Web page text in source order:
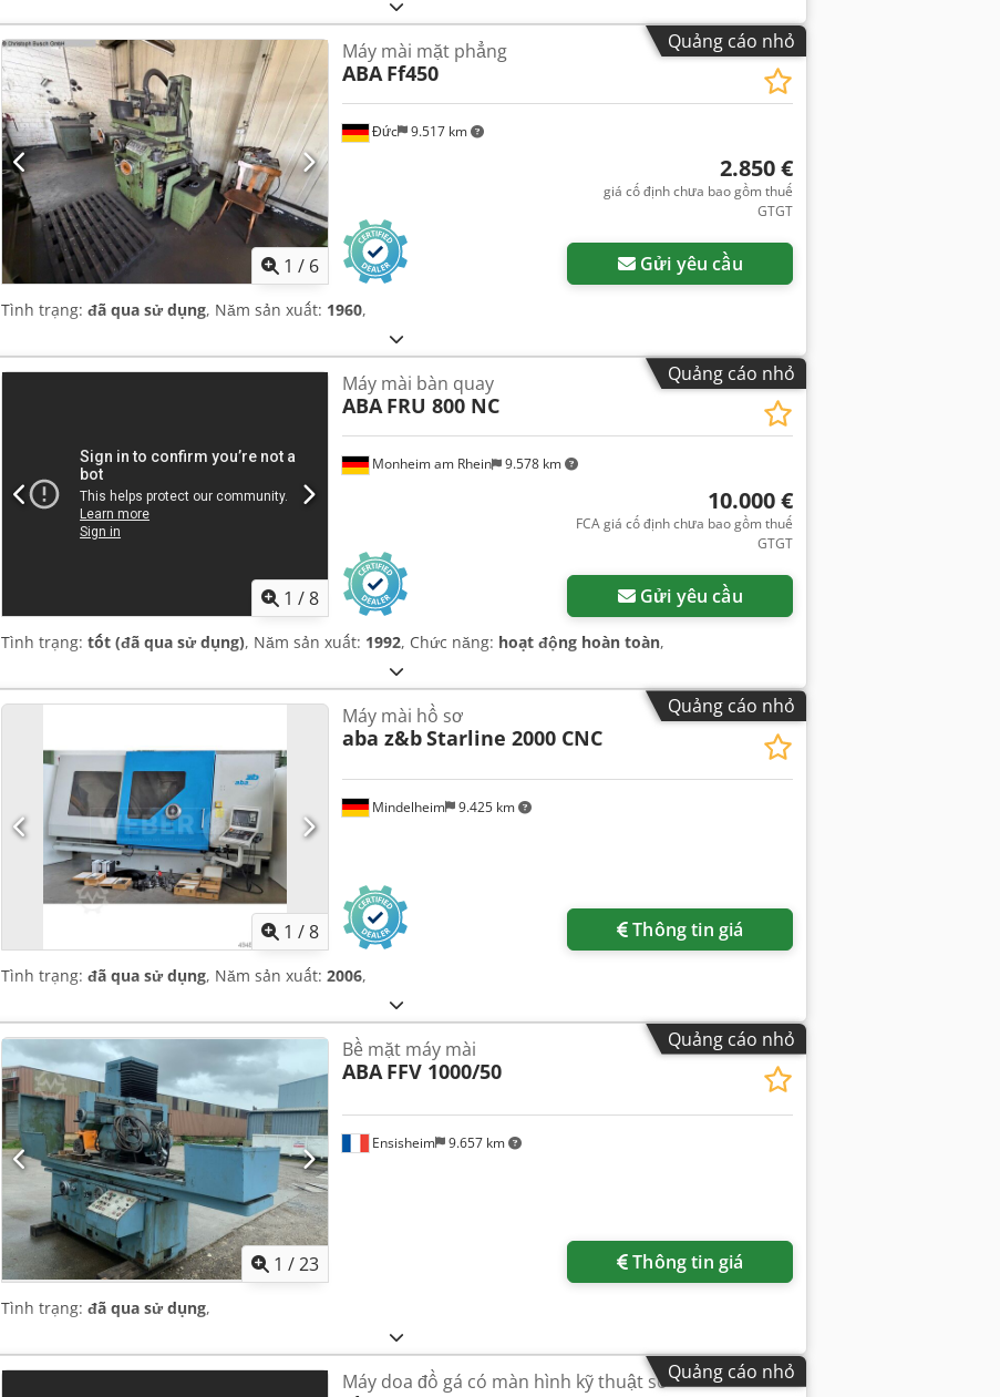
Quảng cáo nhỏ
1 / 6
Đức 9.517 km
Máy mài mặt phẳng
ABA Ff450
2.850 €
giá cố định chưa bao gồm thuế
GTGT
Gửi yêu cầu
Tình trạng: đã qua sử dụng, Năm sản xuất: 1960,
Quảng cáo nhỏ
1 /8
Monheim am Rhein 9.578 km
Máy mài bàn quay
ABA FRU 800 NC
10.000 €
FCA giá cố định chưa bao gồm thuế
GTGT
Gửi yêu cầu
Tình trạng: tốt (đã qua sử dụng), Năm sản xuất: 1992, Chức năng: hoạt động hoàn toàn,
Quảng cáo nhỏ
1 /8
Mindelheim 9.425 km
Máy mài hồ sơ
aba z&bStarline 2000 CNC
Thông tin giá
Tình trạng: đã qua sử dụng, Năm sản xuất: 2006,
Quảng cáo nhỏ
1 /23
Ensisheim 9.657 km
Bề mặt máy mài
ABA FFV 1000/50
Thông tin giá
Tình trạng: đã qua sử dụng,
Quảng cáo nhỏ
Máy doa đồ gá có màn hình kỹ thuật số